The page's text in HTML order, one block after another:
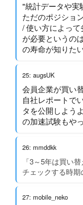
"統計データや実
ただのポジショ
/ 使い方によっ
が必要というの
の寿命が知りた
25: augsUK
会員企業が買い
自社レポートで
タを公開しよう
の加速試験もや
26: mmddkk
「3～5年は買い
チェックする時期
27: mobile_neko